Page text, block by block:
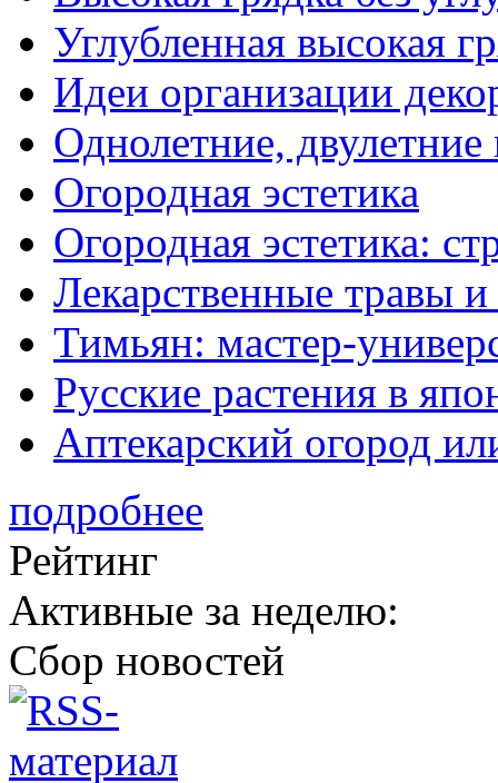
Углубленная высокая
Идеи организации
Однолетние,
Огородная эстетика
Огородная эстетика:
Лекарственные травы и
Тимьян: мастер-
Русские растения в
Аптекарский огород
подробнее
Рейтинг
Активные за неделю:
Сбор новостей